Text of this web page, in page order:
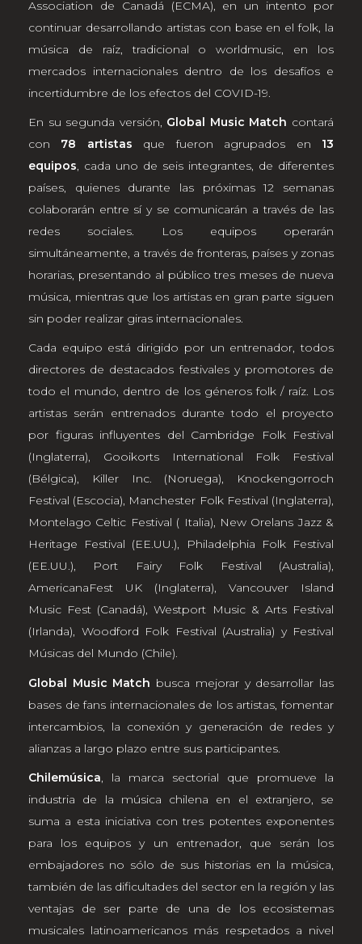
Association de Canadá (ECMA), en un intento por
continuar desarrollando artistas con base ​​en el folk, la
música de raíz, tradicional o worldmusic, en los
mercados internacionales dentro de los desafíos e
incertidumbre de los efectos del COVID-19.
En su segunda versión, Global Music Match contará
con 78 artistas que fueron agrupados en 13
equipos, cada uno de seis integrantes, de diferentes
países, quienes durante las próximas 12 semanas
colaborarán entre sí y se comunicarán a través de las
redes sociales. Los equipos operarán
simultáneamente, a través de fronteras, países y zonas
horarias, presentando al público tres meses de nueva
música, mientras que los artistas en gran parte siguen
sin poder realizar giras internacionales.
Cada equipo está dirigido por un entrenador, todos
directores de destacados festivales y promotores de
todo el mundo, dentro de los géneros folk / raíz. Los
artistas serán entrenados durante todo el proyecto
por figuras influyentes del Cambridge Folk Festival
(Inglaterra), Gooikorts International Folk Festival
(Bélgica), Killer Inc. (Noruega), Knockengorroch
Festival (Escocia), Manchester Folk Festival (Inglaterra),
Montelago Celtic Festival ( Italia), New Orelans Jazz &
Heritage Festival (EE.UU.), Philadelphia Folk Festival
(EE.UU.), Port Fairy Folk Festival (Australia),
AmericanaFest UK (Inglaterra), Vancouver Island
Music Fest (Canadá), Westport Music & Arts Festival
(Irlanda), Woodford Folk Festival (Australia) y Festival
Músicas del Mundo (Chile).
Global Music Match busca mejorar y desarrollar las
bases de fans internacionales de los artistas, fomentar
intercambios, la conexión y generación de redes y
alianzas a largo plazo entre sus participantes.
Chilemúsica, la marca sectorial que promueve la
industria de la música chilena en el extranjero, se
suma a esta iniciativa con tres potentes exponentes
para los equipos y un entrenador, que serán los
embajadores no sólo de sus historias en la música,
también de las dificultades del sector en la región y las
ventajas de ser parte de una de los ecosistemas
musicales latinoamericanos más respetados a nivel